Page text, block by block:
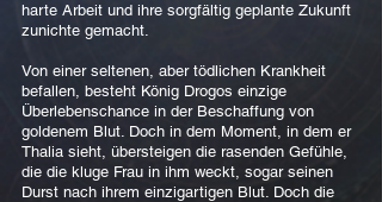
harte Arbeit und ihre sorgfältig geplante Zukunft
zunichte gemacht.
Von einer seltenen, aber tödlichen Krankheit
befallen, besteht König Drogos einzige
Überlebenschance in der Beschaffung von
goldenem Blut. Doch in dem Moment, in dem er
Thalia sieht, übersteigen die rasenden Gefühle,
die die kluge Frau in ihm weckt, sogar seinen
Durst nach ihrem einzigartigen Blut. Doch die